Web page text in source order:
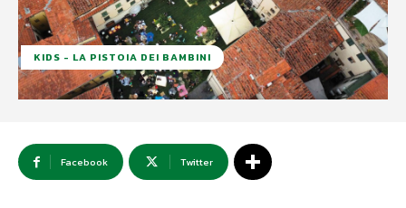
KIDS - LA PISTOIA DEI BAMBINI
Facebook Twitter